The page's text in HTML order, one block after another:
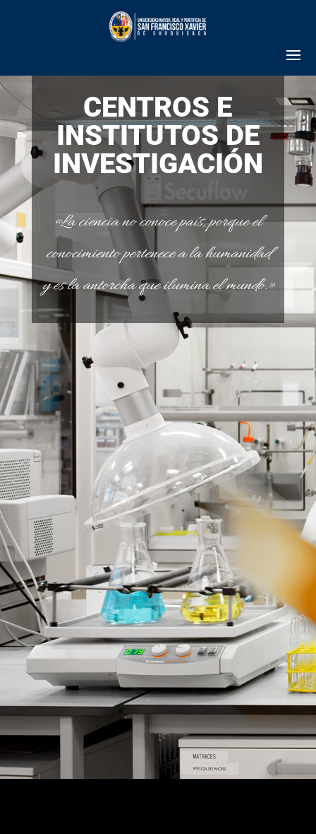
CENTROS E
INSTITUTOS DE
INVESTIGACIÓN
«La ciencia no conoce país, porque el
conocimiento pertenece a la humanidad
y es la antorcha que ilumina el mundo.»